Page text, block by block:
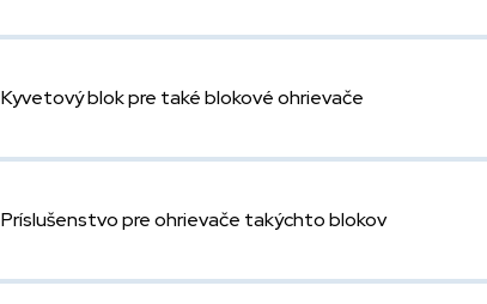
Kyvetový blok pre také blokové ohrievače
Príslušenstvo pre ohrievače takýchto blokov